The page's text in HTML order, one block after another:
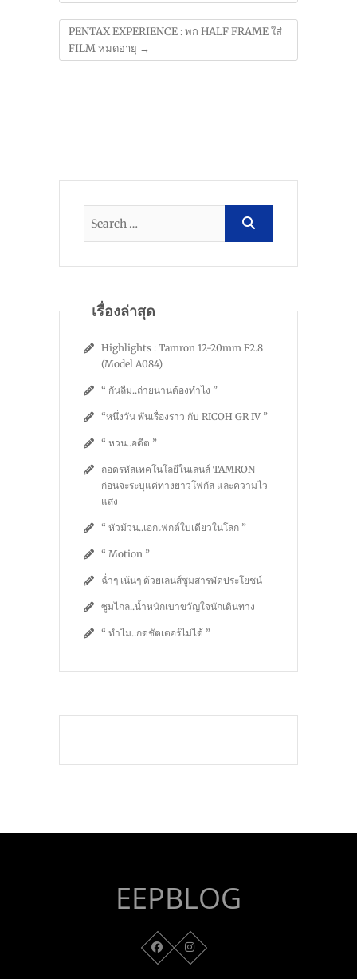
PENTAX EXPERIENCE : พก HALF FRAME ใส่
FILM หมดอายุ →
เรื่องล่าสุด
Highlights : Tamron 12-20mm F2.8
(Model A084)
“ กันลืม..ถ่ายนานต้องทำไง ”
“หนึ่งวัน พันเรื่องราว กับ RICOH GR IV ”
“ หวน..อดีต ”
ถอดรหัสเทคโนโลยีในเลนส์ TAMRON
ก่อนจะระบุแค่ทางยาวโฟกัส และความไว
แสง
“ หัวม้วน..เอกเฟกต์ใบเดียวในโลก ”
“ Motion ”
ฉ่ำๆ เน้นๆ ด้วยเลนส์ซูมสารพัดประโยชน์
ซูมไกล..น้ำหนักเบาขวัญใจนักเดินทาง
“ ทำไม..กดชัตเตอร์ไม่ได้ ”
EEPBLOG